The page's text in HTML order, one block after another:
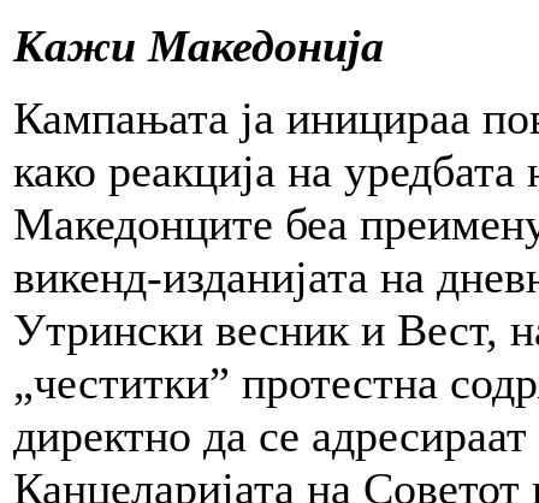
Кажи Македонија
Кампањата ја иницираа
како реакција на
Македонците беа
викенд-изданијата на
Утрински весник и Вест,
„честитки” протестна
директно да се
Канцеларијата на